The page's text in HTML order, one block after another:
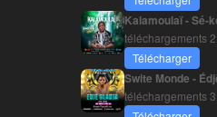
Kalamoulaï - Sé-
téléchargements
Télécharger
Swite Monde -
téléchargements